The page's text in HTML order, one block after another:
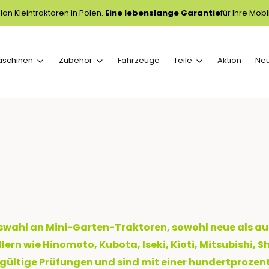
an Kleintraktoren in Polen. Eine lebenslange Garantiefür Ihre
Zubehör Fahrzeuge Teile Aktion
an Mini-Garten-Traktoren, sowohl neue als
wie Hinomoto, Kubota, Iseki, Kioti, Mitsubishi,
Prüfungen und sind mit einer